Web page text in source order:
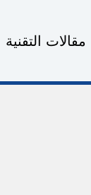
مقالات التقنية